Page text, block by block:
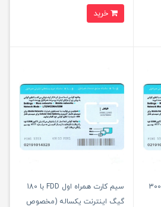
سیم کارت همراه اول FDD با 300
سیم کارت همراه اول FDD با 180
گیگ اینترنت یکساله (مخصوص